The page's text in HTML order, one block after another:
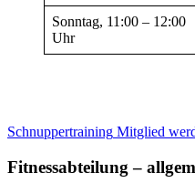
Sonntag, 11:00 – 12:00
Uhr
Schnuppertraining Mitglied
Fitnessabteilung –